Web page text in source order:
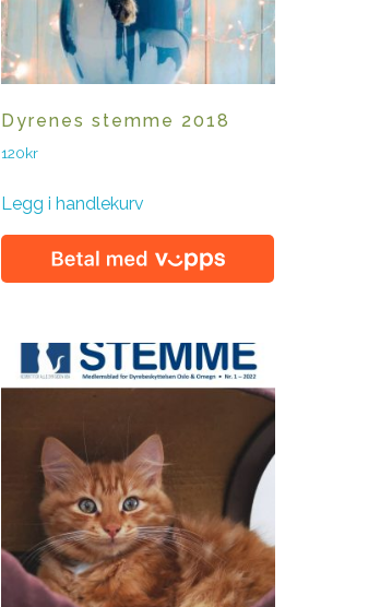
Dyrenes stemme 2018
120kr
Legg i handlekurv